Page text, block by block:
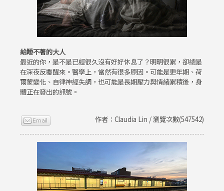
給睡不著的大人
最近的你，是不是已經很久沒有好好休息了？明明很累，卻總是
在深夜反覆醒來。醫學上，當然有很多原因。可能是更年期、荷
爾蒙變化、自律神經失調，也可能是長期壓力與情緒累積後，身
體正在發出的訊號。
作者：Claudia Lin / 瀏覽次數(547542)